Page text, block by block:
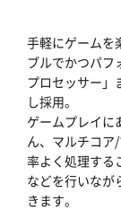
手軽にゲームを
ブルでかつパフ
プロセッサー」
し採用。
ゲームプレイに
ん、マルチコア
率よく処理する
などを行いなが
きます。